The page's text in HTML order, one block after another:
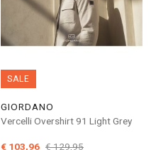
SALE
GIORDANO
Vercelli Overshirt 91 Light Grey
€ 103,96 € 129,95